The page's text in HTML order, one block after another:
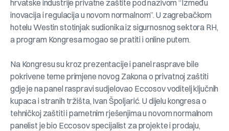
hrvatske industrije privatne zaštite pod nazivom “Između
inovacija i regulacija u novom normalnom”. U zagrebačkom
hotelu Westin stotinjak sudionika iz sigurnosnog sektora RH,
a program Kongresa mogao se pratiti i online putem.
Na Kongresu su kroz prezentacije i panel rasprave bile
pokrivene teme primjene novog Zakona o privatnoj zaštiti
gdje je na panel raspravi sudjelovao Eccosov voditelj ključnih
kupaca i stranih tržišta, Ivan Špoljarić. U dijelu kongresa o
tehničkoj zaštiti i pametnim rješenjima u novom normalnom
panelist je bio Eccosov specijalist za projekte i prodaju,